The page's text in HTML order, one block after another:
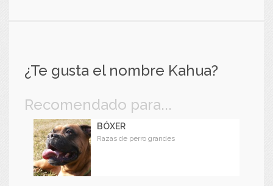
¿Te gusta el nombre Kahua?
Recomendado para...
BÓXER
Razas de perro grandes